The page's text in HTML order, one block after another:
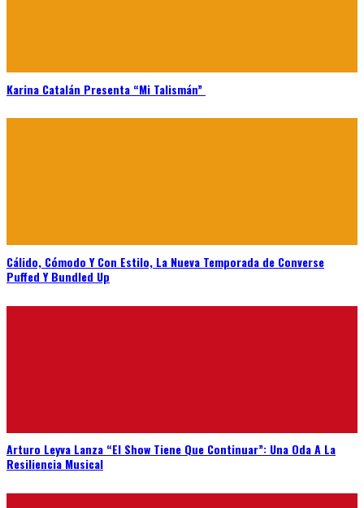
Karina Catalán Presenta “Mi Talismán”
Cálido, Cómodo Y Con Estilo, La Nueva Temporada de Converse
Puffed Y Bundled Up
Arturo Leyva Lanza “El Show Tiene Que Continuar”: Una Oda A La
Resiliencia Musical